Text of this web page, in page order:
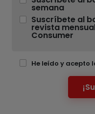
semana
Suscríbete al
revista mensual
Consumer
He leído y acepto